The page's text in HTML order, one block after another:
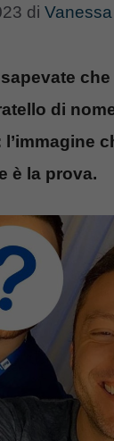
di
di
è la prova.